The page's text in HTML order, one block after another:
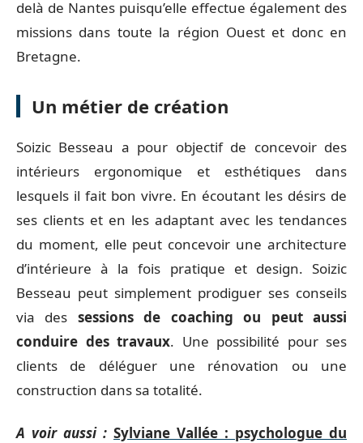
delà de Nantes puisqu’elle effectue également des
missions dans toute la région Ouest et donc en
Bretagne.
Un métier de création
Soizic Besseau a pour objectif de concevoir des
intérieurs ergonomique et esthétiques dans
lesquels il fait bon vivre. En écoutant les désirs de
ses clients et en les adaptant avec les tendances
du moment, elle peut concevoir une architecture
d’intérieure à la fois pratique et design. Soizic
Besseau peut simplement prodiguer ses conseils
via des sessions de coaching ou peut aussi
conduire des travaux. Une possibilité pour ses
clients de déléguer une rénovation ou une
construction dans sa totalité.
A voir aussi : Sylviane Vallée : psychologue du